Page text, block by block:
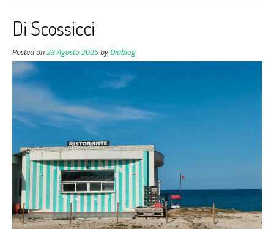
Di Scossicci
Posted on23 Agosto 2025byDiablog